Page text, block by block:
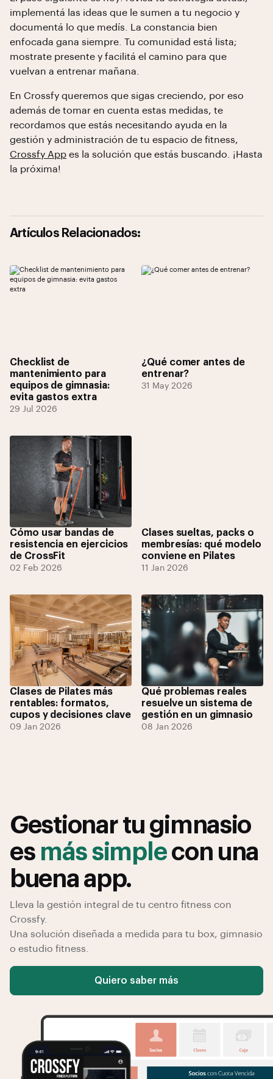
implementá las ideas que le sumen a tu negocio y
documentá lo que medís. La constancia bien
enfocada gana siempre. Tu comunidad está lista;
mostrate presente y facilitá el camino para que
vuelvan a entrenar mañana.
En Crossfy queremos que sigas creciendo, por eso
además de tomar en cuenta estas medidas, te
recordamos que estás necesitando ayuda en la
gestión y administración de tu espacio de fitness,
Crossfy App es la solución que estás buscando. ¡Hasta
la próxima!
Artículos Relacionados:
Checklist de
mantenimiento para
equipos de gimnasia:
evita gastos extra
29 Jul 2026
¿Qué comer antes de
entrenar?
31 May 2026
Cómo usar bandas de
resistencia en ejercicios
de CrossFit
02 Feb 2026
Clases sueltas, packs o
membresías: qué modelo
conviene en Pilates
11 Jan 2026
Clases de Pilates más
rentables: formatos,
cupos y decisiones clave
09 Jan 2026
Qué problemas reales
resuelve un sistema de
gestión en un gimnasio
08 Jan 2026
Gestionar tu gimnasio
es más simplecon una
buena app.
Lleva la gestión integral de tu centro fitness con
Crossfy.
Una solución diseñada a medida para tu box, gimnasio
o estudio fitness.
Quiero saber más